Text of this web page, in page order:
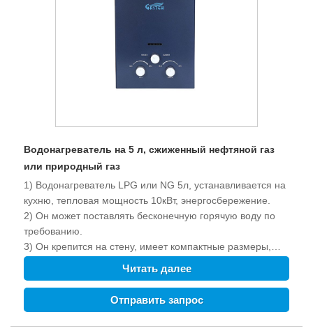
Больше удобства для использования.
Водонагреватель на 5 л, сжиженный нефтяной газ
или природный газ
1) Водонагреватель LPG или NG 5л, устанавливается на
кухню, тепловая мощность 10кВт, энергосбережение.
2) Он может поставлять бесконечную горячую воду по
требованию.
3) Он крепится на стену, имеет компактные размеры,
прост в установке и экономит место.
4) Мультизащита.
5) Весь набор аксессуаров для кемпинга, включая
газовый шланг и регулятор, душевой шланг, насадку для
Читать далее
Отправить запрос